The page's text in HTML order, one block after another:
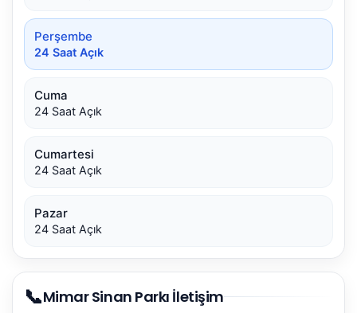
Perşembe
24 Saat Açık
Cuma
24 Saat Açık
Cumartesi
24 Saat Açık
Pazar
24 Saat Açık
📞Mimar Sinan Parkı İletişim